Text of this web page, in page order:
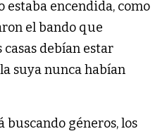
estaba encendida, como
el bando que
debían estar
suya nunca habían
buscando géneros, los